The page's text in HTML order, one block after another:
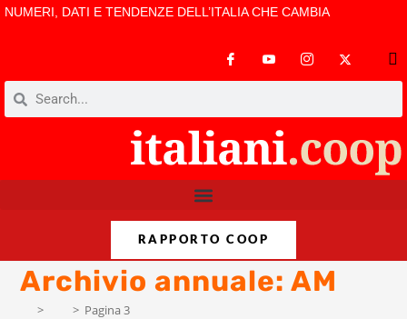
NUMERI, DATI E TENDENZE DELL’ITALIA CHE CAMBIA
RAPPORTO COOP
Archivio annuale: AM
> > Pagina 3